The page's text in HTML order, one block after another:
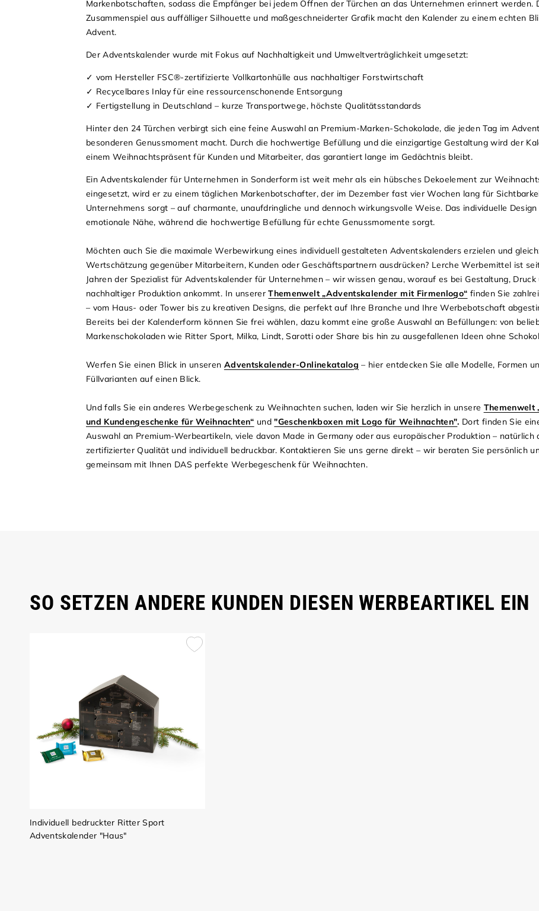
Markenbotschaften, sodass die Empfänger bei jedem Öffnen der Türchen an das Unternehmen erinnert werden.
Zusammenspiel aus auffälliger Silhouette und maßgeschneiderter Grafik macht den Kalender zu einem echten
Advent.
Der Adventskalender wurde mit Fokus auf Nachhaltigkeit und Umweltverträglichkeit umgesetzt:
✓ vom Hersteller FSC®-zertifizierte Vollkartonhülle aus nachhaltiger Forstwirtschaft
✓ Recycelbares Inlay für eine ressourcenschonende Entsorgung
✓ Fertigstellung in Deutschland – kurze Transportwege, höchste Qualitätsstandards
Hinter den 24 Türchen verbirgt sich eine feine Auswahl an Premium-Marken-Schokolade, die jeden Tag im
besonderen Genussmoment macht. Durch die hochwertige Befüllung und die einzigartige Gestaltung wird der
einem Weihnachtspräsent für Kunden und Mitarbeiter, das garantiert lange im Gedächtnis bleibt.
Ein Adventskalender für Unternehmen in Sonderform ist weit mehr als ein hübsches Dekoelement zur
eingesetzt, wird er zu einem täglichen Markenbotschafter, der im Dezember fast vier Wochen lang für
Unternehmens sorgt – auf charmante, unaufdringliche und dennoch wirkungsvolle Weise. Das individuelle
emotionale Nähe, während die hochwertige Befüllung für echte Genussmomente sorgt.
Möchten auch Sie die maximale Werbewirkung eines individuell gestalteten Adventskalenders erzielen und
Wertschätzung gegenüber Mitarbeitern, Kunden oder Geschäftspartnern ausdrücken? Lerche Werbemittel ist
Jahren der Spezialist für Adventskalender für Unternehmen – wir wissen genau, worauf es bei Gestaltung, Druck
nachhaltiger Produktion ankommt. In unsererThemenwelt „Adventskalender mit Firmenlogo“ finden Sie
– vom Haus- oder Tower bis zu kreativen Designs, die perfekt auf Ihre Branche und Ihre Werbebotschaft
Bereits bei der Kalenderform können Sie frei wählen, dazu kommt eine große Auswahl an Befüllungen: von
Markenschokoladen wie Ritter Sport, Milka, Lindt, Sarotti oder Share bis hin zu ausgefallenen Ideen ohne
Werfen Sie einen Blick in unseren Adventskalender-Onlinekatalog – hier entdecken Sie alle Modelle, Formen
Füllvarianten auf einen Blick.
Und falls Sie ein anderes Werbegeschenk zu Weihnachten suchen, laden wir Sie herzlich in unsere Themenwelt
und Kundengeschenke für Weihnachten“ und"Geschenkboxen mit Logo für Weihnachten". Dort finden Sie
Auswahl an Premium-Werbeartikeln, viele davon Made in Germany oder aus europäischer Produktion – natürlich
zertifizierter Qualität und individuell bedruckbar. Kontaktieren Sie uns gerne direkt – wir beraten Sie persönlich
gemeinsam mit Ihnen DAS perfekte Werbegeschenk für Weihnachten.
SO SETZEN ANDERE KUNDEN DIESEN WERBEARTIKEL EIN
Individuell bedruckter Ritter Sport
Adventskalender "Haus"